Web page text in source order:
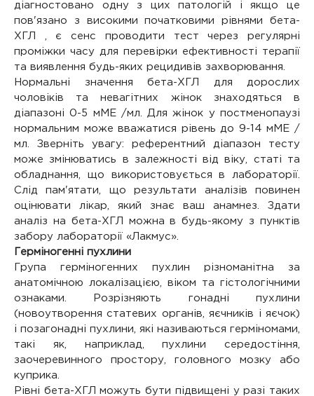
діагностовано одну з цих патологій і якщо це
пов'язано з високими початковими рівнями бета-
ХГЛ , є сенс проводити тест через регулярні
проміжки часу для перевірки ефективності терапії
та виявлення будь-яких рецидивів захворювання.
Нормальні значення бета-ХГЛ для дорослих
чоловіків та невагітних жінок знаходяться в
діапазоні 0-5 мМЕ /мл. Для жінок у постменопаузі
нормальним може вважатися рівень до 9-14 мМЕ /
мл. Зверніть увагу: референтний діапазон тесту
може змінюватись в залежності від віку, статі та
обладнання, що використовується в лабораторії.
Слід пам'ятати, що результати аналізів повинен
оцінювати лікар, який знає ваш анамнез. Здати
аналіз на бета-ХГЛ можна в будь-якому з пунктів
забору лабораторії «Лакмус».
Герміногенні пухлини
Група герміногенних пухлин різноманітна за
анатомічною локалізацією, віком та гістологічними
ознаками. Розрізняють гонадні пухлини
(новоутворення статевих органів, яєчників і яєчок)
і позагонадні пухлини, які називаються герміномами,
такі як, наприклад, пухлини середостіння,
заочеревинного простору, головного мозку або
куприка.
Рівні бета-ХГЛ можуть бути підвищені у разі таких